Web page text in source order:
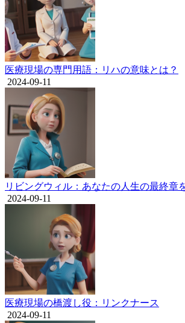
医療現場の専門用語：リハの意味とは？
2024-09-11
リビングウィル：あなたの人生の最終章
2024-09-11
医療現場の橋渡し役：リンクナース
2024-09-11